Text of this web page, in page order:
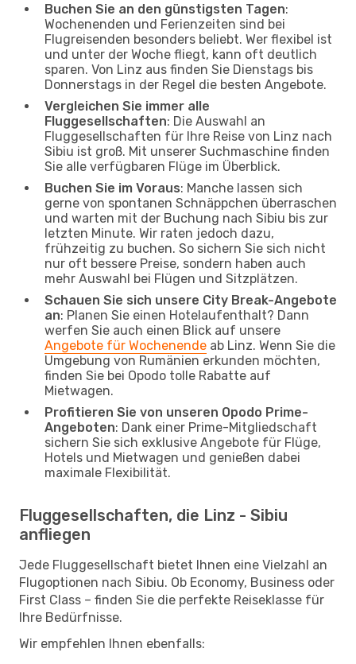
Buchen Sie an den günstigsten Tagen:
Wochenenden und Ferienzeiten sind bei
Flugreisenden besonders beliebt. Wer flexibel ist
und unter der Woche fliegt, kann oft deutlich
sparen. Von Linz aus finden Sie Dienstags bis
Donnerstags in der Regel die besten Angebote.
Vergleichen Sie immer alle
Fluggesellschaften: Die Auswahl an
Fluggesellschaften für Ihre Reise von Linz nach
Sibiu ist groß. Mit unserer Suchmaschine finden
Sie alle verfügbaren Flüge im Überblick.
Buchen Sie im Voraus: Manche lassen sich
gerne von spontanen Schnäppchen überraschen
und warten mit der Buchung nach Sibiu bis zur
letzten Minute. Wir raten jedoch dazu,
frühzeitig zu buchen. So sichern Sie sich nicht
nur oft bessere Preise, sondern haben auch
mehr Auswahl bei Flügen und Sitzplätzen.
Schauen Sie sich unsere City Break-Angebote
an: Planen Sie einen Hotelaufenthalt? Dann
werfen Sie auch einen Blick auf unsere
Angebote für Wochenende ab Linz. Wenn Sie die
Umgebung von Rumänien erkunden möchten,
finden Sie bei Opodo tolle Rabatte auf
Mietwagen.
Profitieren Sie von unseren Opodo Prime-
Angeboten: Dank einer Prime-Mitgliedschaft
sichern Sie sich exklusive Angebote für Flüge,
Hotels und Mietwagen und genießen dabei
maximale Flexibilität.
Fluggesellschaften, die Linz - Sibiu
anfliegen
Jede Fluggesellschaft bietet Ihnen eine Vielzahl an
Flugoptionen nach Sibiu. Ob Economy, Business oder
First Class – finden Sie die perfekte Reiseklasse für
Ihre Bedürfnisse.
Wir empfehlen Ihnen ebenfalls: